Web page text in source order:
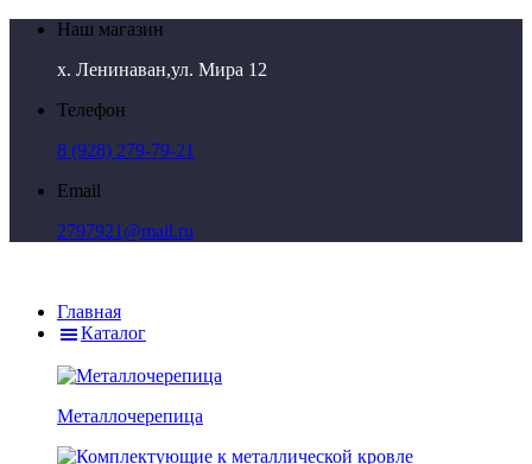
Наш магазин
х. Ленинаван,ул. Мира 12
Телефон
8 (928) 279-79-21
Email
2797921@mail.ru
Главная
Каталог
Металлочерепица